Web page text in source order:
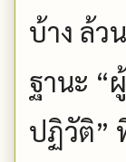
บ้าง ล้ว
ฐานะ “
ปฏิวัติ”